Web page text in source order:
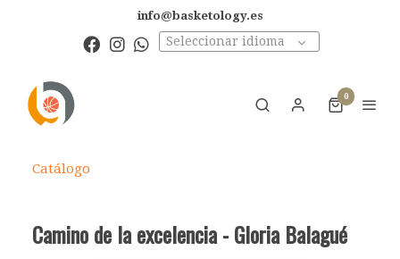
info@basketology.es
Seleccionar idioma
0
Catálogo
Camino de la excelencia - Gloria Balagué